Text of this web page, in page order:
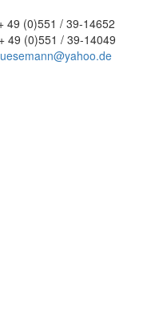
49 (0)551 / 39-14652
49 (0)551 / 39-14049